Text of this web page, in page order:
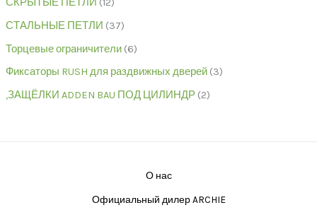
СКРЫТЫЕ ПЕТЛИ 12
СТАЛЬНЫЕ ПЕТЛИ 37
Торцевые ограничители 6
Фиксаторы RUSH для раздвижных дверей 3
,ЗАЩЁЛКИ ADDEN BAU ПОД ЦИЛИНДР 2
О нас
Официальный дилер ARCHIE